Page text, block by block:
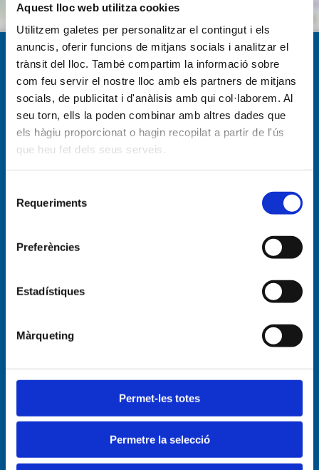
Aquest lloc web utilitza cookies
Utilitzem galetes per personalitzar el contingut i els
anuncis, oferir funcions de mitjans socials i analitzar el
trànsit del lloc. També compartim la informació sobre
com feu servir el nostre lloc amb els partners de mitjans
socials, de publicitat i d'anàlisis amb qui col·laborem. Al
seu torn, ells la poden combinar amb altres dades que
els hàgiu proporcionat o hagin recopilat a partir de l'ús
que heu fet dels seus serveis.
Requeriments
Preferències
Estadístiques
Màrqueting
Permet-les totes
Permetre la selecció
Navegació per
Empresa
Empresa
Tràmits aigua
Detall factura
Sanejament
Aigua de Qualitat